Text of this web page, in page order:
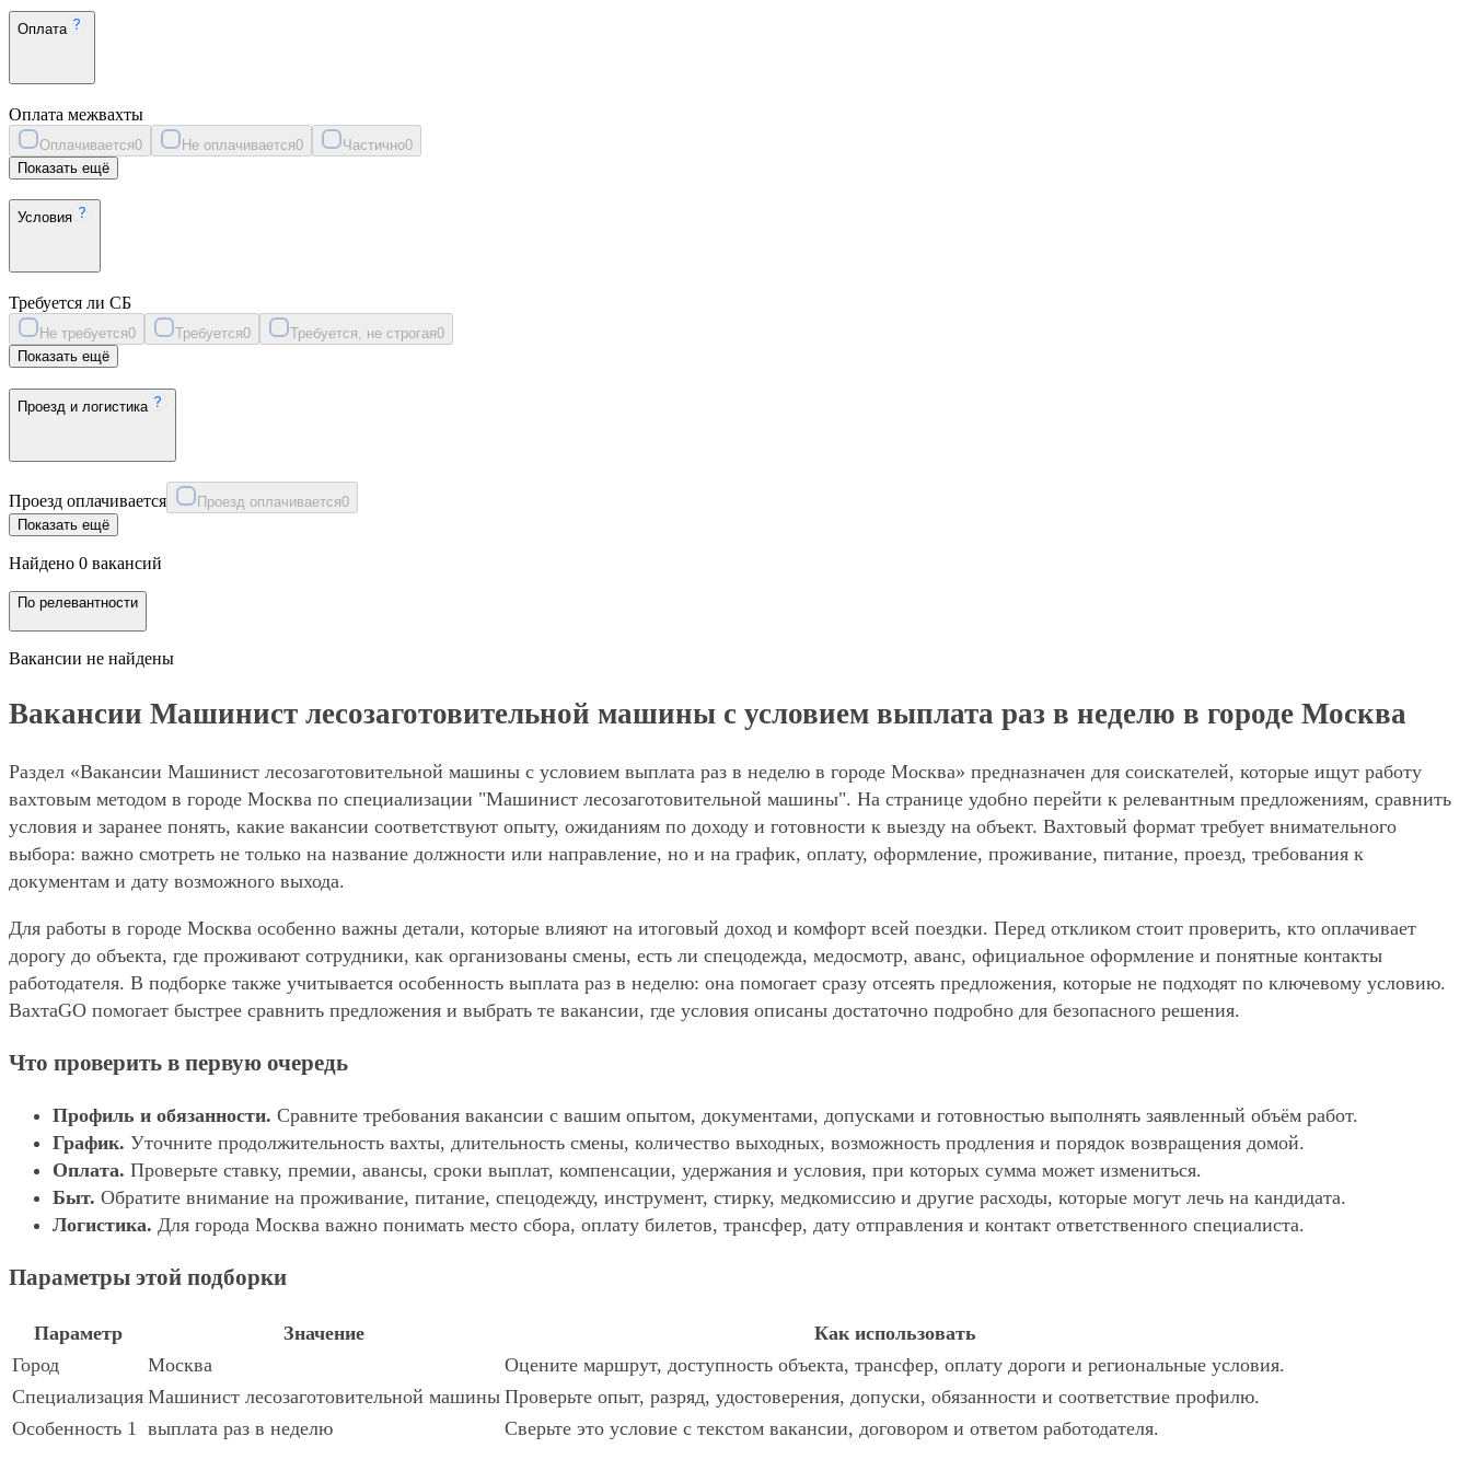
Оплата
Оплата межвахты
Оплачивается0 Не оплачивается0 Частично0
Показать ещё
Условия
Требуется ли СБ
Не требуется0 Требуется0 Требуется, не строгая0
Показать ещё
Проезд и логистика
Проезд оплачивается Проезд оплачивается0
Показать ещё
Найдено 0 вакансий
По релевантности
Вакансии не найдены
Вакансии Машинист лесозаготовительной машины с условием выплата раз в неделю в городе Москва
Раздел «Вакансии Машинист лесозаготовительной машины с условием выплата раз в неделю в городе Москва» предназначен для соискателей, которые ищут работу
вахтовым методом в городе Москва по специализации "Машинист лесозаготовительной машины". На странице удобно перейти к релевантным предложениям, сравнить
условия и заранее понять, какие вакансии соответствуют опыту, ожиданиям по доходу и готовности к выезду на объект. Вахтовый формат требует внимательного
выбора: важно смотреть не только на название должности или направление, но и на график, оплату, оформление, проживание, питание, проезд, требования к
документам и дату возможного выхода.
Для работы в городе Москва особенно важны детали, которые влияют на итоговый доход и комфорт всей поездки. Перед откликом стоит проверить, кто оплачивает
дорогу до объекта, где проживают сотрудники, как организованы смены, есть ли спецодежда, медосмотр, аванс, официальное оформление и понятные контакты
работодателя. В подборке также учитывается особенность выплата раз в неделю: она помогает сразу отсеять предложения, которые не подходят по ключевому условию.
ВахтаGO помогает быстрее сравнить предложения и выбрать те вакансии, где условия описаны достаточно подробно для безопасного решения.
Что проверить в первую очередь
Профиль и обязанности. Сравните требования вакансии с вашим опытом, документами, допусками и готовностью выполнять заявленный объём работ.
График. Уточните продолжительность вахты, длительность смены, количество выходных, возможность продления и порядок возвращения домой.
Оплата. Проверьте ставку, премии, авансы, сроки выплат, компенсации, удержания и условия, при которых сумма может измениться.
Быт. Обратите внимание на проживание, питание, спецодежду, инструмент, стирку, медкомиссию и другие расходы, которые могут лечь на кандидата.
Логистика. Для города Москва важно понимать место сбора, оплату билетов, трансфер, дату отправления и контакт ответственного специалиста.
Параметры этой подборки
Параметр Значение
Как использовать
Город
Москва
Оцените маршрут, доступность объекта, трансфер, оплату дороги и региональные условия.
Специализация Машинист лесозаготовительной машины Проверьте опыт, разряд, удостоверения, допуски, обязанности и соответствие профилю.
Особенность 1 выплата раз в неделю Сверьте это условие с текстом вакансии, договором и ответом работодателя.